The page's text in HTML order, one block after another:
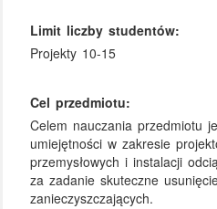
Limit liczby studentów:
Projekty 10-15
Cel przedmiotu:
Celem nauczania przedmiotu
umiejętności w zakresie
przemysłowych i instalacji
za zadanie skuteczne
zanieczyszczających.